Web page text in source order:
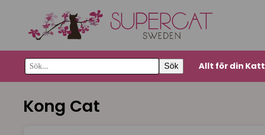
Sök Allt för din Katt
Kong Cat